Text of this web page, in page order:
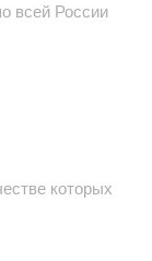
всей России
которых